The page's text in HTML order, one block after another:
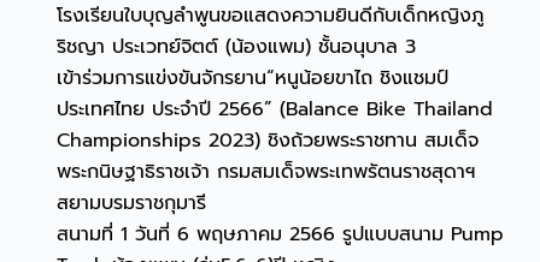
โรงเรียนใบบุญลำพูนขอแสดงความยินดีกับเด็กหญิงภู
ริชญา ประเวทย์จิตต์ (น้องแพม) ชั้นอนุบาล 3
เข้าร่วมการแข่งขันจักรยาน“หนูน้อยขาไถ ชิงแชมป์
ประเทศไทย ประจำปี 2566” (Balance Bike Thailand
Championships 2023) ชิงถ้วยพระราชทาน สมเด็จ
พระกนิษฐาธิราชเจ้า กรมสมเด็จพระเทพรัตนราชสุดาฯ
สยามบรมราชกุมารี
สนามที่ 1 วันที่ 6 พฤษภาคม 2566 รูปแบบสนาม Pump